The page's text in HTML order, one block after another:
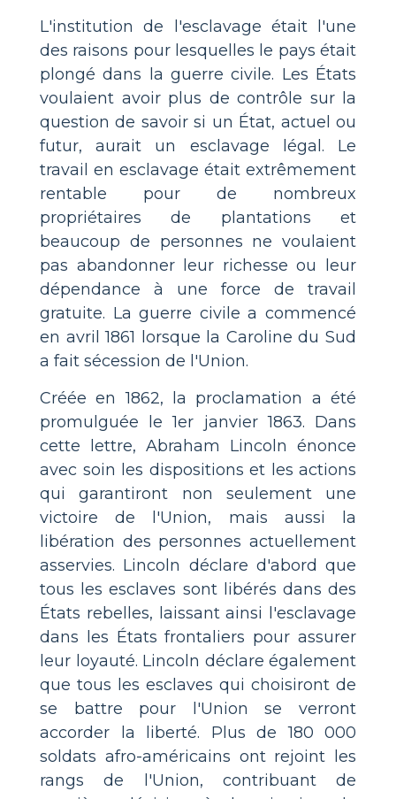
L'institution de l'esclavage était l'une
des raisons pour lesquelles le pays était
plongé dans la guerre civile. Les États
voulaient avoir plus de contrôle sur la
question de savoir si un État, actuel ou
futur, aurait un esclavage légal. Le
travail en esclavage était extrêmement
rentable pour de nombreux
propriétaires de plantations et
beaucoup de personnes ne voulaient
pas abandonner leur richesse ou leur
dépendance à une force de travail
gratuite. La guerre civile a commencé
en avril 1861 lorsque la Caroline du Sud
a fait sécession de l'Union.
Créée en 1862, la proclamation a été
promulguée le 1er janvier 1863. Dans
cette lettre, Abraham Lincoln énonce
avec soin les dispositions et les actions
qui garantiront non seulement une
victoire de l'Union, mais aussi la
libération des personnes actuellement
asservies. Lincoln déclare d'abord que
tous les esclaves sont libérés dans des
États rebelles, laissant ainsi l'esclavage
dans les États frontaliers pour assurer
leur loyauté. Lincoln déclare également
que tous les esclaves qui choisiront de
se battre pour l'Union se verront
accorder la liberté. Plus de 180 000
soldats afro-américains ont rejoint les
rangs de l'Union, contribuant de